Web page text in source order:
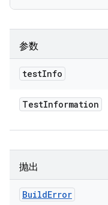
参数
testInfo
TestInformation
抛出
BuildError